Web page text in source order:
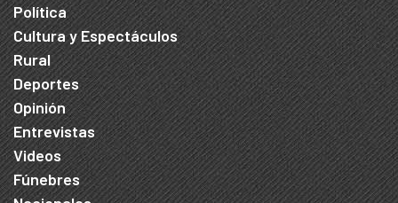
Política
Cultura y Espectáculos
Rural
Deportes
Opinión
Entrevistas
Videos
Fúnebres